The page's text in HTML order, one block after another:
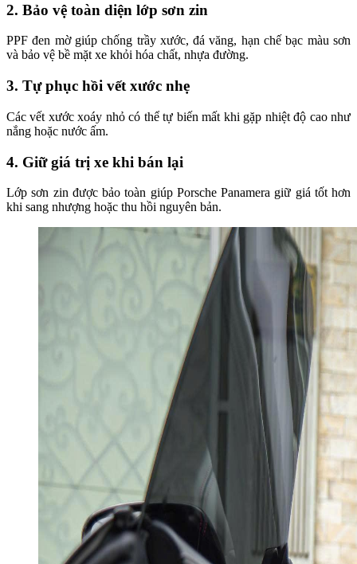
2. Bảo vệ toàn diện lớp sơn zin
PPF đen mờ giúp chống trầy xước, đá văng, hạn chế bạc màu sơn
và bảo vệ bề mặt xe khỏi hóa chất, nhựa đường.
3. Tự phục hồi vết xước nhẹ
Các vết xước xoáy nhỏ có thể tự biến mất khi gặp nhiệt độ cao như
nắng hoặc nước ấm.
4. Giữ giá trị xe khi bán lại
Lớp sơn zin được bảo toàn giúp Porsche Panamera giữ giá tốt hơn
khi sang nhượng hoặc thu hồi nguyên bản.